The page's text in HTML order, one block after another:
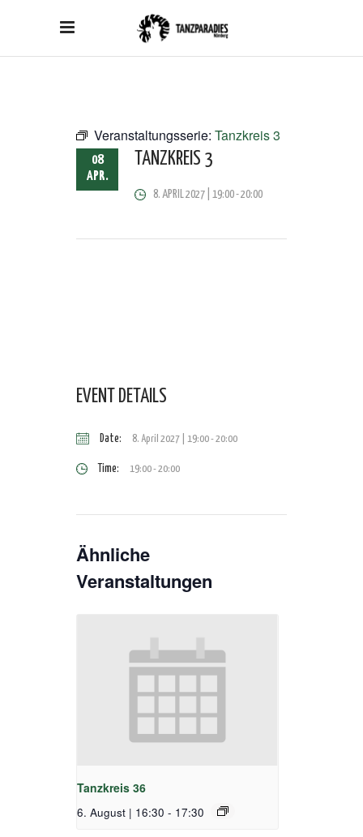
Veranstaltungsserie: Tanzkreis 3
08
APR.
TANZKREIS 3
8. APRIL 2027 | 19:00-20:00
EVENT DETAILS
Date: 8. April 2027 | 19:00-20:00
Time: 19:00 - 20:00
Ähnliche
Veranstaltungen
Tanzkreis 36
6. August | 16:30 - 17:30